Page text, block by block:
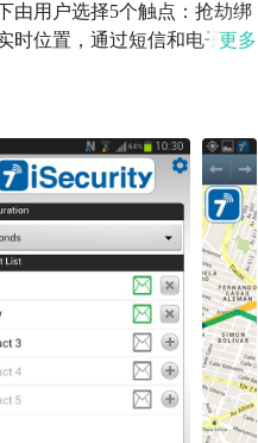
由用户选择5个触点：抢劫绑
时位置，通过短信和电子邮
的能力，面对自己心爱的
更多